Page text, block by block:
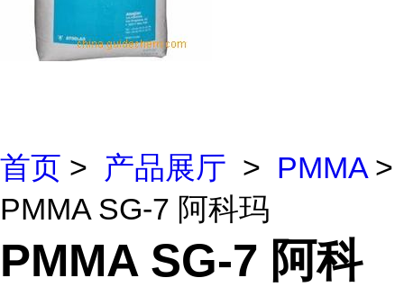
首页 > 产品展厅 > PMMA >
PMMA SG-7 阿科玛
PMMA SG-7 阿科